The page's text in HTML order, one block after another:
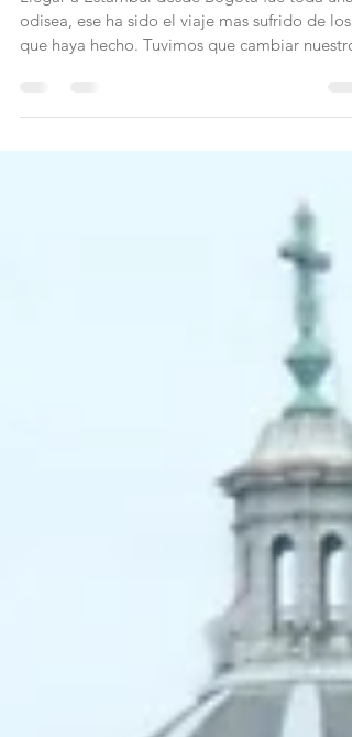
Turquía - Parte II
Canakkale/Pamukkale/Ankara
odisea, ese ha sido el viaje mas sufrido de los